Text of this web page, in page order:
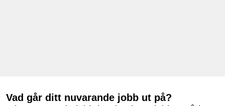
Vad går ditt nuvarande jobb ut på?